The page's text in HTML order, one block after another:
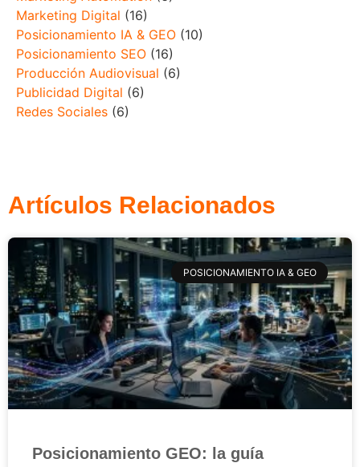
Marketing Digital (16)
Posicionamiento IA & GEO (10)
Posicionamiento SEO (16)
Producción Audiovisual (6)
Publicidad Digital (6)
Redes Sociales (6)
Artículos Relacionados
POSICIONAMIENTO IA & GEO
Posicionamiento GEO: la guía